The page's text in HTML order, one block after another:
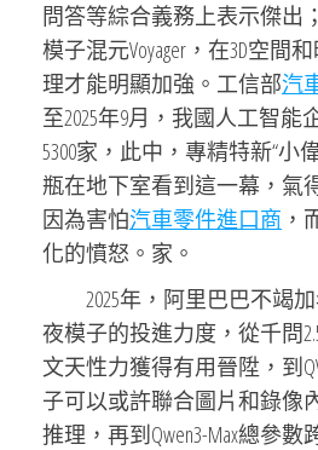
問答等綜合義務上表示傑出
模子混元Voyager，在3D空間
理才能明顯加強。工信部汽
至2025年9月，我國人工智
5300家，此中，專精特新“小
瓶在地下室看到這一幕，氣
因為害怕汽車零件進口商 ，
化的憤怒。家。
2025年，阿里巴巴不竭
夜模子的投進力度，從千問
文天性力獲得有用晉陞，到
子可以或許聯合圖片和錄像
推理，再到Qwen3-Max總參